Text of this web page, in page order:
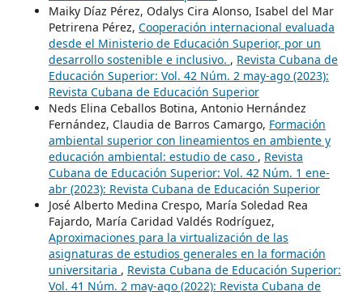
Maiky Díaz Pérez, Odalys Cira Alonso, Isabel del Mar
Petrirena Pérez, Cooperación internacional evaluada
desde el Ministerio de Educación Superior, por un
desarrollo sostenible e inclusivo. , Revista Cubana de
Educación Superior: Vol. 42 Núm. 2 may-ago (2023):
Revista Cubana de Educación Superior
Neds Elina Ceballos Botina, Antonio Hernández
Fernández, Claudia de Barros Camargo, Formación
ambiental superior con lineamientos en ambiente y
educación ambiental: estudio de caso , Revista
Cubana de Educación Superior: Vol. 42 Núm. 1 ene-
abr (2023): Revista Cubana de Educación Superior
José Alberto Medina Crespo, María Soledad Rea
Fajardo, María Caridad Valdés Rodríguez,
Aproximaciones para la virtualización de las
asignaturas de estudios generales en la formación
universitaria , Revista Cubana de Educación Superior:
Vol. 41 Núm. 2 may-ago (2022): Revista Cubana de